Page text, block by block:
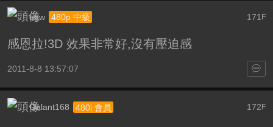
171 F
egw 480p 中級
感恩拉!3D 效果非常好,沒有壓迫感
2011-8-8 13:57:07
172 F
Galant168 480i 會員